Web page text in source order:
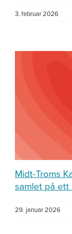
3. februar 2026
Midt-Troms
samlet på ett
29. januar 2026